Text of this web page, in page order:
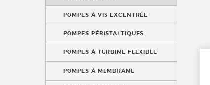
POMPES À VIS EXCENTRÉE
POMPES PÉRISTALTIQUES
POMPES À TURBINE FLEXIBLE
POMPES À MEMBRANE